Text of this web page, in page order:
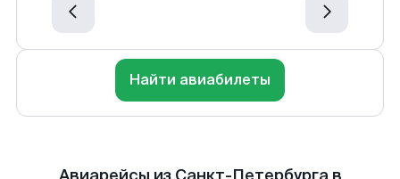
Найти авиабилеты